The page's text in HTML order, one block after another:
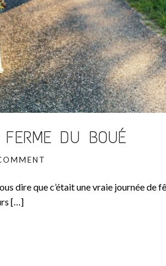
DU BOUÉ
dire que c’était une vraie journée de
[…]